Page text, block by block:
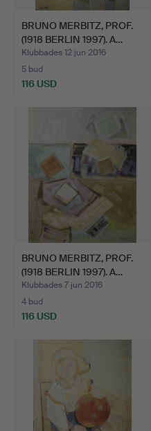
BRUNO MERBITZ, PROF.
(1918 BERLIN 1997). A…
Klubbades 12 jun 2016
5 bud
116 USD
BRUNO MERBITZ, PROF.
(1918 BERLIN 1997). A…
Klubbades 7 jun 2016
4 bud
116 USD